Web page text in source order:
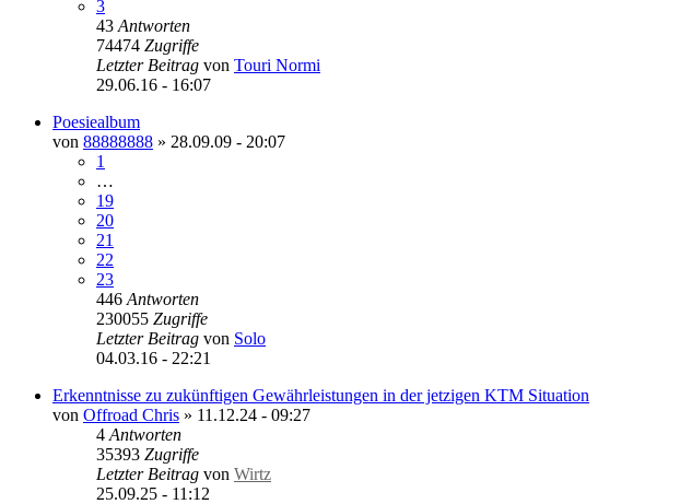
3
43 Antworten
74474 Zugriffe
Letzter Beitrag von Touri Normi
29.06.16 - 16:07
Poesiealbum
von 88888888 » 28.09.09 - 20:07
1
…
19
20
21
22
23
446 Antworten
230055 Zugriffe
Letzter Beitrag von Solo
04.03.16 - 22:21
Erkenntnisse zu zukünftigen Gewährleistungen in der jetzigen KTM Situation
von Offroad Chris » 11.12.24 - 09:27
4 Antworten
35393 Zugriffe
Letzter Beitrag von Wirtz
25.09.25 - 11:12